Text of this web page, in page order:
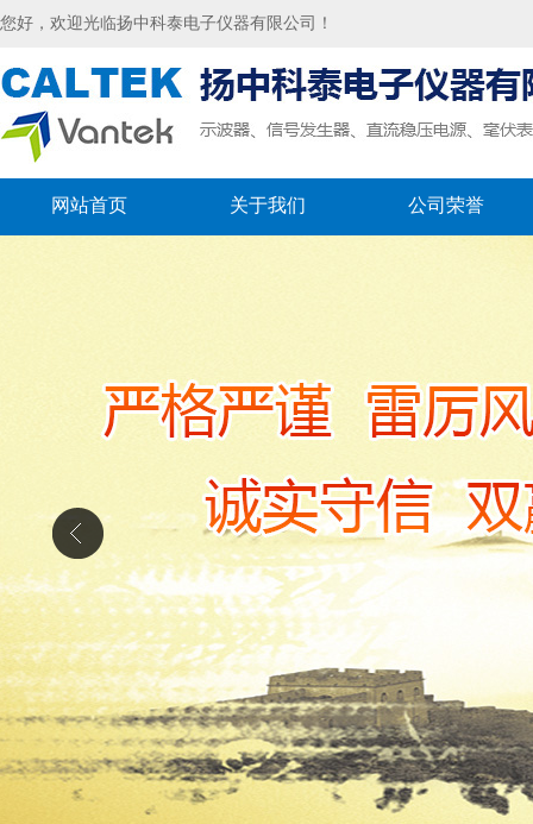
您好，欢迎光临扬中科泰电子仪器有限公司！
网站首页 关于我们 公司荣誉